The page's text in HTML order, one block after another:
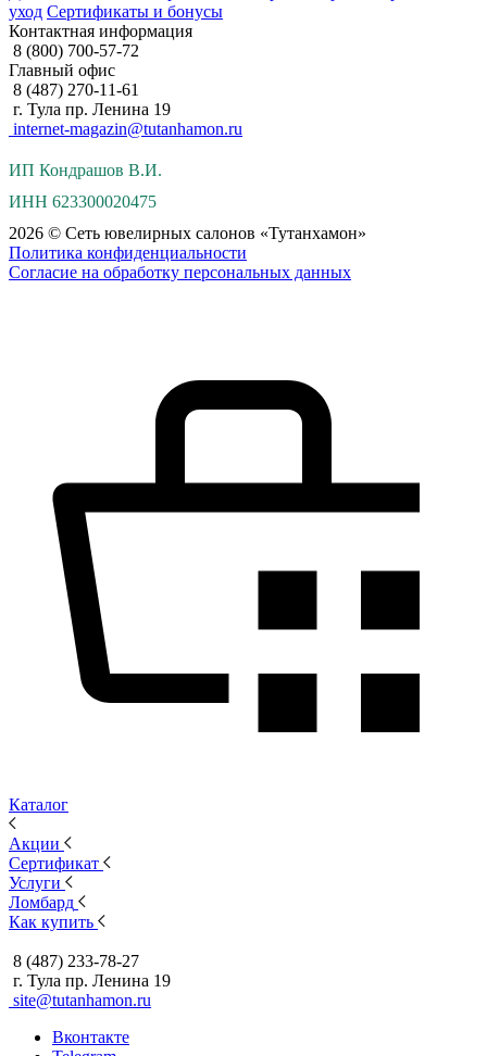
уход Сертификаты и бонусы
Контактная информация
8 (800) 700-57-72
Главный офис
8 (487) 270-11-61
г. Тула пр. Ленина 19
internet-magazin@tutanhamon.ru
ИП Кондрашов В.И.
ИНН 623300020475
2026 © Сеть ювелирных салонов «Тутанхамон»
Политика конфиденциальности
Согласие на обработку персональных данных
Каталог
Акции
Сертификат
Услуги
Ломбард
Как купить
8 (487) 233-78-27
г. Тула пр. Ленина 19
site@tutanhamon.ru
Вконтакте